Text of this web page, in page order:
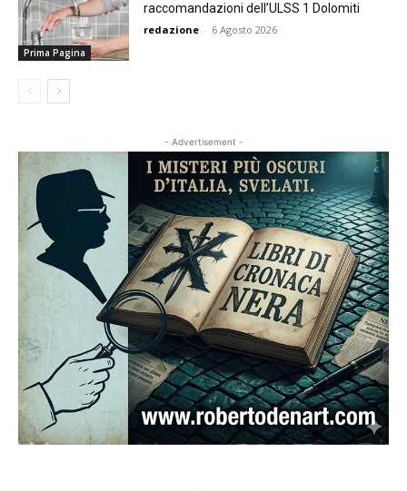
Prima Pagina
raccomandazioni dell’ULSS 1 Dolomiti
redazione - 6 Agosto 2026
- Advertisement -